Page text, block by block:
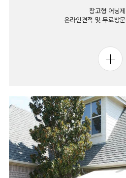
창고형 어닝
온라인견적 및 무료방